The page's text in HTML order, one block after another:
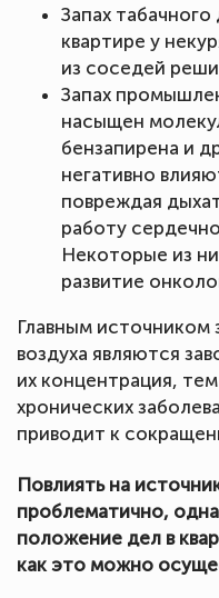
Запах
квартире у
из соседей
Запах
насыщен
бензапирена и
негативно
повреждая
работу
Некоторые из
развитие
Главным источником
воздуха являются
их концентрация,
хронических
приводит к
Повлиять на
проблематично,
положение дел в
как это можно